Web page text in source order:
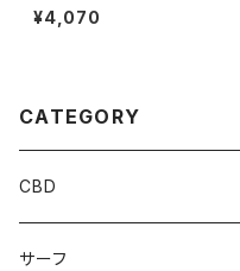
agrance（日やけ止めクリーム
顔用）
¥4,070
CATEGORY
CBD
Edibles
サーフ